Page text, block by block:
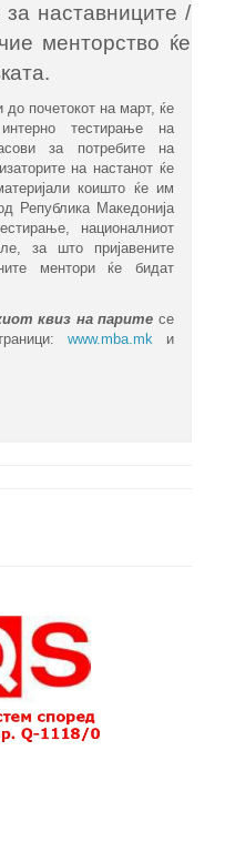
наставниците /
менторство ќе
до почетокот на март, ќе
тестирање на
за потребите на
на настанот ќе
коишто ќе им
Република Македонија
националниот
за што пријавените
ментори ќе бидат
квиз на парите се
www.mba.mk и